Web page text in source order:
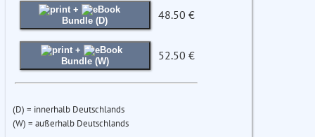
+
Bundle (D)
48.50 €
+
Bundle (W)
52.50 €
(D) = innerhalb Deutschlands
(W) = außerhalb Deutschlands